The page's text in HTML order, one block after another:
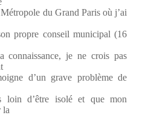
du Grand Paris où j’ai
propre conseil municipal (16
connaissance, je ne crois pas
d’un grave problème de
loin d’être isolé et que mon
la